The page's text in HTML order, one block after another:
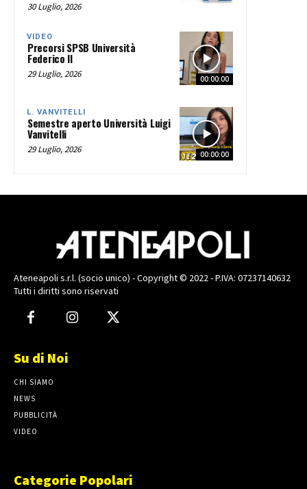
30 Luglio, 2026
00:00:00
VIDEO
Precorsi SPSB Università
Federico II
29 Luglio, 2026
00:00:00
L. VANVITELLI
Semestre aperto Università Luigi
Vanvitelli
29 Luglio, 2026
Ateneapoli s.r.l. (socio unico) - Copyright © 2022 - P.IVA: 07237140632
Tutti i diritti sono riservati
Su di Noi
CHI SIAMO
NEWS
PUBBLICITÀ
VIDEO
Categorie Popolari